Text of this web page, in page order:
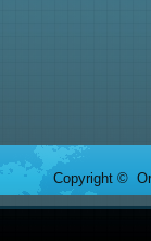
Copyright ©